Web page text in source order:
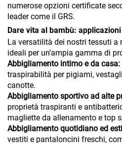
numerose opzioni certificate
leader come il GRS.
Dare vita al bambù:
La versatilità dei nostri tessuti a
ideali per un'ampia gamma di
Abbigliamento intimo e da casa:
traspirabilità per pigiami,
canotte.
Abbigliamento sportivo ad alte
proprietà traspiranti e
magliette da allenamento e top
Abbigliamento quotidiano ed
vestiti e pantaloncini freschi,